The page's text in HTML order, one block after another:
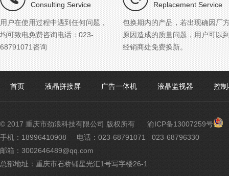
Consulting Service
用户在使用过程中遇到任何问题，
均可致电免费咨询电话：023-
68791071咨询
Replacement Service
包换期内的产品，若出现确因厂
原因造成的质量问题，用户可以
经销商处免费换新。
首页 液晶拼接屏 广告一体机 液晶监视器 控
© 2017 重庆市劲浪科技有限公司 版权所有 渝ICP备13007259号 渝
手机：18996410908
电话：023-68791071 023-68796330
邮箱：3002646489@qq.com
总部地址：重庆市石桥铺星光汇1号写字楼26-1